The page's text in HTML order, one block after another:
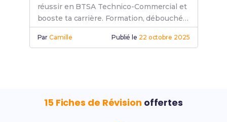
réussir en BTSA Technico-Commercial et
booste ta carrière. Formation, débouchés
et astuces pour exceller en BTS TC.
ParCamille Publié le 22 octobre 2025
15 Fiches de Révision offertes